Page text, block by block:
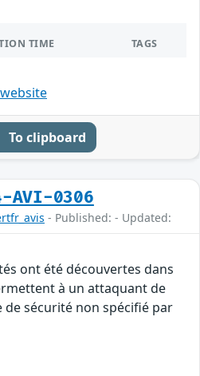
TIME TAGS
To clipboard
AVI-0306
- Published: - Updated:
ont été découvertes dans
à un attaquant de
sécurité non spécifié par